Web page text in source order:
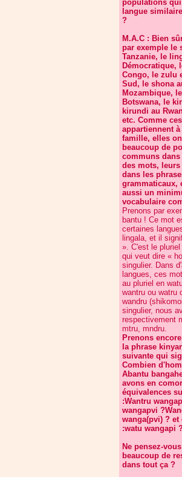
populations
langue
?
M.A.C : Bien
par exemple le
Tanzanie, le
Démocratique,
Congo, le zulu
Sud, le shona
Mozambique,
Botswana, le
kirundi au
etc. Comme
appartiennent
famille, elles
beaucoup de
communs
des mots,
dans les
grammaticaux,
aussi un
vocabulaire
Prenons par
bantu ! Ce mot
certaines
lingala, et il
». C'est le
qui veut dire «
singulier. Dans
langues, ces
au pluriel en
wantru ou watru
wandru
singulier, nous
respectivement
mtru, mndru.
Prenons
la phrase
suivante qui
Combien
Abantu
avons en
équivalences
:Wantru
wangapvi
wanga(pvi) ? et
:watu wangapi
Ne pensez-
beaucoup de
dans tout ça ?